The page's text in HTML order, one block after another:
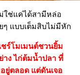
ใช่แค่ได้สามีหล่อ
ๆ แบบเต็มสิบไม่มีหัก
ร์โมเมนต์ชวนยิ้ม
าง ไก่ต้มน้ำปลา ที่
ยู่ตลอด แต่ดันเจอ